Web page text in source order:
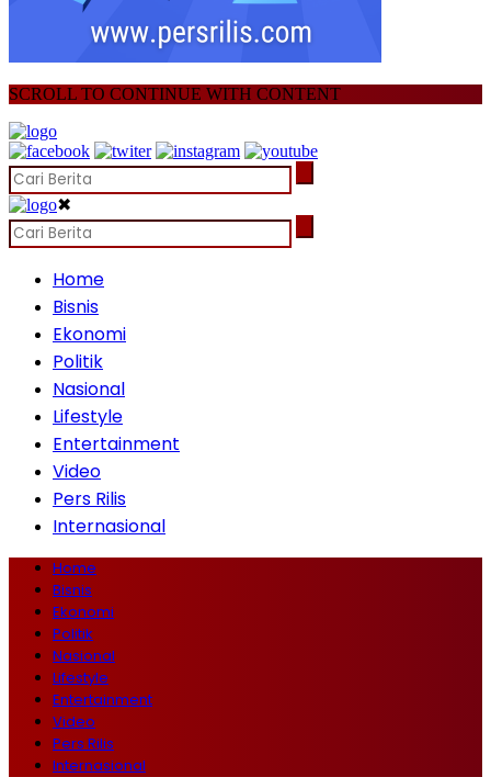
SCROLL TO CONTINUE WITH CONTENT
✖
Home
Bisnis
Ekonomi
Politik
Nasional
Lifestyle
Entertainment
Video
Pers Rilis
Internasional
Home
Bisnis
Ekonomi
Politik
Nasional
Lifestyle
Entertainment
Video
Pers Rilis
Internasional